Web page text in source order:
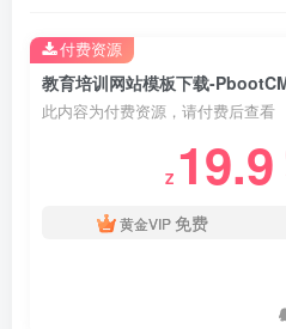
此内容为付费资源，请付费后查看
Z 19.9
黄金VIP免费
付费资源